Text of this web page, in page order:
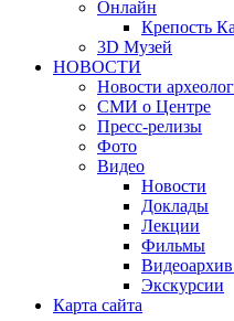
Онлайн
Крепость
3D Музей
НОВОСТИ
Новости
СМИ о Центре
Пресс-релизы
Фото
Видео
Новости
Доклады
Лекции
Фильмы
Экскурсии
Карта сайта